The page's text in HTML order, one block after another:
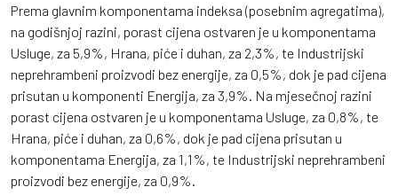
Prema glavnim komponentama indeksa (posebnim agregatima),
na godišnjoj razini, porast cijena ostvaren je u komponentama
Usluge, za 5,9%, Hrana, piće i duhan, za 2,3%, te Industrijski
neprehrambeni proizvodi bez energije, za 0,5%, dok je pad cijena
prisutan u komponenti Energija, za 3,9%. Na mjesečnoj razini
porast cijena ostvaren je u komponentama Usluge, za 0,8%, te
Hrana, piće i duhan, za 0,6%, dok je pad cijena prisutan u
komponentama Energija, za 1,1%, te Industrijski neprehrambeni
proizvodi bez energije, za 0,9%.